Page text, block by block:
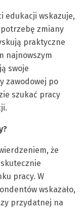
edukacji wskazuje,
zmiany
praktyczne
najnowszym
swoje
zawodowej po
szukać pracy
że
pracy. W
wskazało,
przydatnej na